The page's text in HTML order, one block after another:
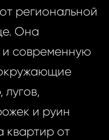
региональной
Она
и современную
и руин
квартир от